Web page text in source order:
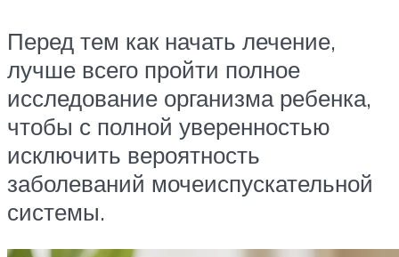
Перед тем как начать лечение,
лучше всего пройти полное
исследование организма ребенка,
чтобы с полной уверенностью
исключить вероятность
заболеваний мочеиспускательной
системы.